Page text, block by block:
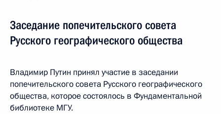
Заседание попечительского совета
Русского географического общества
Владимир Путин принял участие в заседании
попечительского совета Русского географического
общества, которое состоялось в Фундаментальной
библиотеке МГУ.